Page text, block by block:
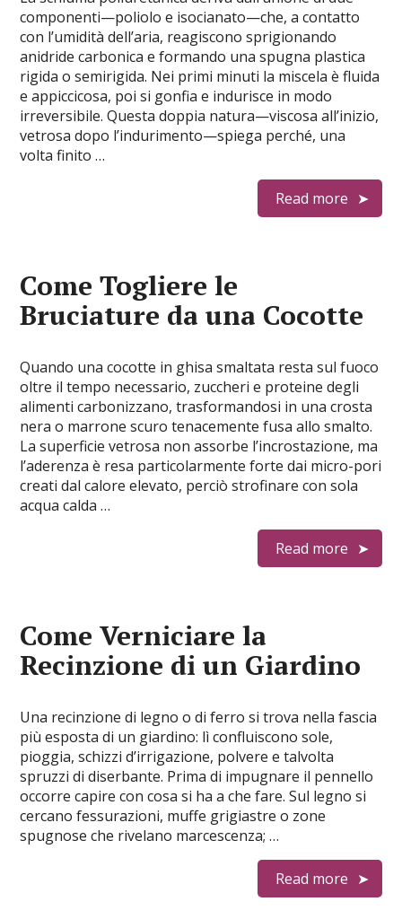
componenti—poliolo e isocianato—che, a contatto
con l’umidità dell’aria, reagiscono sprigionando
anidride carbonica e formando una spugna plastica
rigida o semirigida. Nei primi minuti la miscela è fluida
e appiccicosa, poi si gonfia e indurisce in modo
irreversibile. Questa doppia natura—viscosa all’inizio,
vetrosa dopo l’indurimento—spiega perché, una
volta finito …
Read more
Come Togliere le
Bruciature da una Cocotte
Quando una cocotte in ghisa smaltata resta sul fuoco
oltre il tempo necessario, zuccheri e proteine degli
alimenti carbonizzano, trasformandosi in una crosta
nera o marrone scuro tenacemente fusa allo smalto.
La superficie vetrosa non assorbe l’incrostazione, ma
l’aderenza è resa particolarmente forte dai micro-pori
creati dal calore elevato, perciò strofinare con sola
acqua calda …
Read more
Come Verniciare la
Recinzione di un Giardino
Una recinzione di legno o di ferro si trova nella fascia
più esposta di un giardino: lì confluiscono sole,
pioggia, schizzi d’irrigazione, polvere e talvolta
spruzzi di diserbante. Prima di impugnare il pennello
occorre capire con cosa si ha a che fare. Sul legno si
cercano fessurazioni, muffe grigiastre o zone
spugnose che rivelano marcescenza; …
Read more